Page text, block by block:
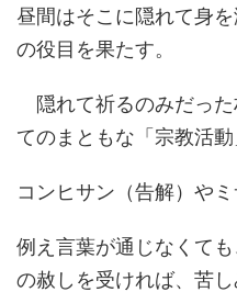
昼間はそこに隠れて身
の役目を果たす。
隠れて祈るのみだっ
てのまともな「宗教活動
コンヒサン（告解）やミ
例え言葉が通じなくて
の赦しを受ければ、苦